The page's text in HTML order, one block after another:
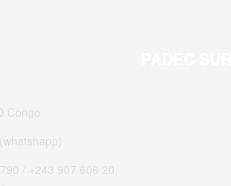
Congo
/ ‎+243 907 606 20